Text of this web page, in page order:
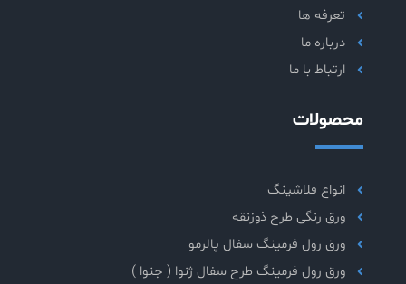
تعرفه ها
درباره ما
ارتباط با ما
محصولات
انواع فلاشینگ
ورق رنگی طرح ذوزنقه
ورق رول فرمینگ سفال پالرمو
ورق رول فرمینگ طرح سفال ژنوا ( جنوا )